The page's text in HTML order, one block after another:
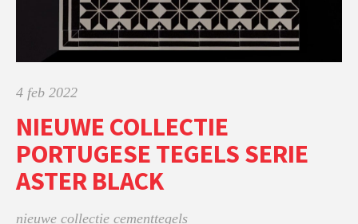
4 feb 2022
NIEUWE COLLECTIE
PORTUGESE TEGELS SERIE
ASTER BLACK
nieuwe collectie cementtegels